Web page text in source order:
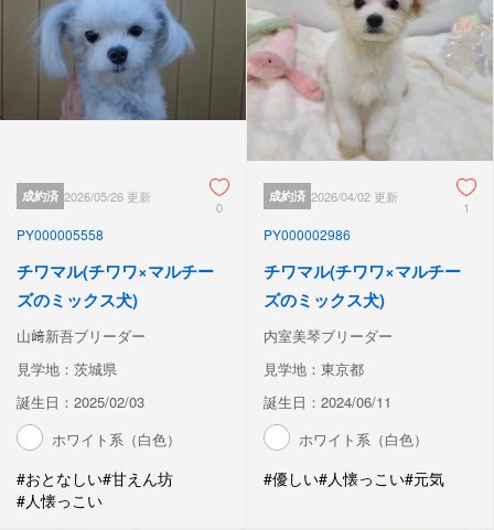
成約済 2026/05/26 更新
0
PY000005558
チワマル(チワワ×マルチー
ズのミックス犬)
山﨑新吾ブリーダー
見学地：茨城県
誕生日：2025/02/03
ホワイト系（白色）
#おとなしい#甘えん坊
#人懐っこい
成約済 2026/04/02 更新
1
PY000002986
チワマル(チワワ×マルチー
ズのミックス犬)
内室美琴ブリーダー
見学地：東京都
誕生日：2024/06/11
ホワイト系（白色）
#優しい#人懐っこい#元気